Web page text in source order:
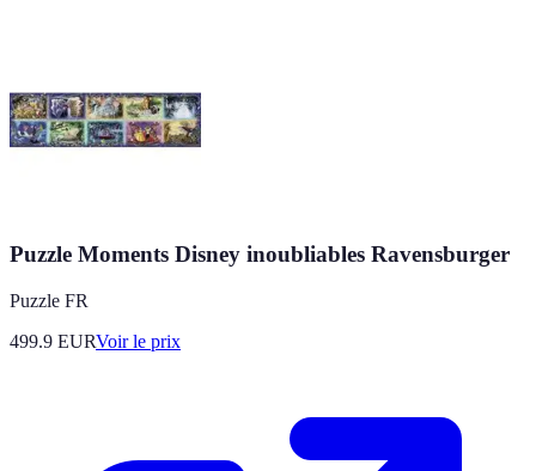
Puzzle Moments Disney inoubliables Ravensburger
Puzzle FR
499.9 EURVoir le prix